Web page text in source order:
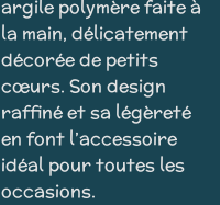
argile polymère faite à
la main, délicatement
décorée de petits
cœurs. Son design
raffiné et sa légèreté
en font l’accessoire
idéal pour toutes les
occasions.